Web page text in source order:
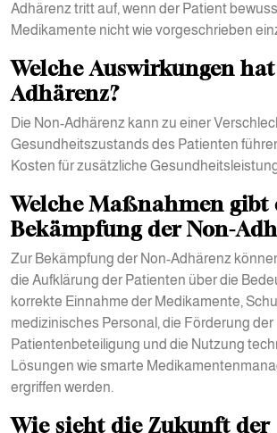
Adhärenz tritt auf, wenn der Patient
Medikamente nicht wie vorgeschrieben
Welche Auswirkungen
Adhärenz?
Die Non-Adhärenz kann zu einer
Gesundheitszustands des Patienten
Kosten für zusätzliche
Welche Maßnahmen gibt
Bekämpfung der Non-
Zur Bekämpfung der Non-Adhärenz
die Aufklärung der Patienten über die
korrekte Einnahme der Medikamente,
medizinisches Personal, die Förderung der
Patientenbeteiligung und die Nutzung
Lösungen wie smarte
ergriffen werden.
Wie sieht die Zukunft der